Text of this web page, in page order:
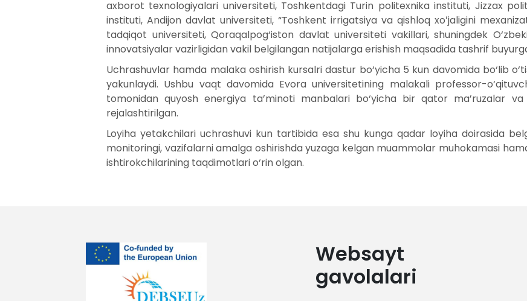
axborot texnologiyalari universiteti, Toshkentdagi Turin politexnika instituti, Jizzax
instituti, Andijon davlat universiteti, “Toshkent irrigatsiya va qishloq xoʻjaligini
tadqiqot universiteti, Qoraqalpog‘iston davlat universiteti vakillari, shuningdek
innovatsiyalar vazirligidan vakil belgilangan natijalarga erishish maqsadida tashrif
Uchrashuvlar hamda malaka oshirish kursalri dastur bo‘yicha 5 kun davomida bo‘lib
yakunlaydi. Ushbu vaqt davomida Evora universitetining malakali professor-
tomonidan quyosh energiya ta’minoti manbalari bo‘yicha bir qator ma’ruzalar
rejalashtirilgan.
Loyiha yetakchilari uchrashuvi kun tartibida esa shu kunga qadar loyiha doirasida
monitoringi, vazifalarni amalga oshirishda yuzaga kelgan muammolar muhokamasi
ishtirokchilarining taqdimotlari o‘rin olgan.
Websayt
gavolalari